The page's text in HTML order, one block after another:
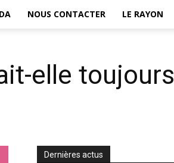
NOUS CONTACTER LE RAYON
elle toujours
Dernières actus